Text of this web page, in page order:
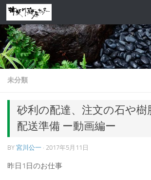
コンテンツへスキップ
未分類
砂利の配達、注文の石や樹
配送準備 ー動画編ー
BY 宮川公一 · 2017年5月11日
昨日1日のお仕事